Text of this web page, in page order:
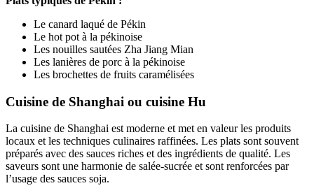
Le canard laqué de Pékin
Le hot pot à la pékinoise
Les nouilles sautées Zha Jiang Mian
Les lanières de porc à la pékinoise
Les brochettes de fruits caramélisées
Cuisine de Shanghai ou cuisine Hu
La cuisine de Shanghai est moderne et met en valeur les produits
locaux et les techniques culinaires raffinées. Les plats sont souvent
préparés avec des sauces riches et des ingrédients de qualité. Les
saveurs sont une harmonie de salée-sucrée et sont renforcées par
l’usage des sauces soja.